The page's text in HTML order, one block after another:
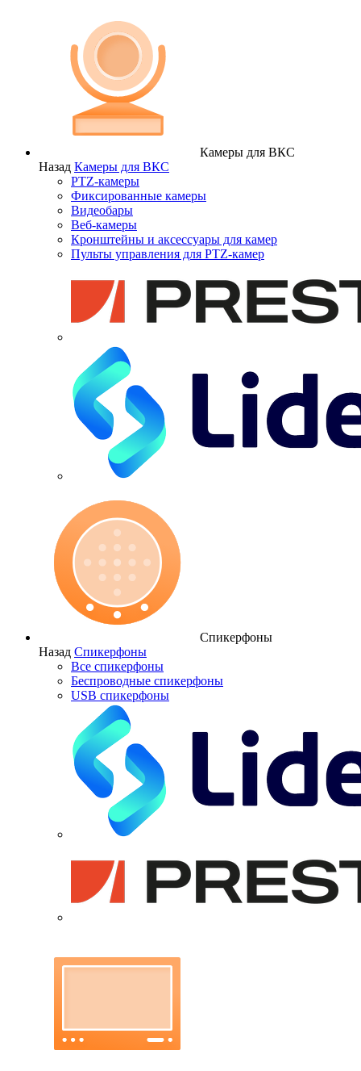
Камеры для ВКС
Назад Камеры для ВКС
PTZ-камеры
Фиксированные камеры
Видеобары
Веб-камеры
Кронштейны и аксессуары для камер
Пульты управления для PTZ-камер
Спикерфоны
Назад Спикерфоны
Все спикерфоны
Беспроводные спикерфоны
USB спикерфоны